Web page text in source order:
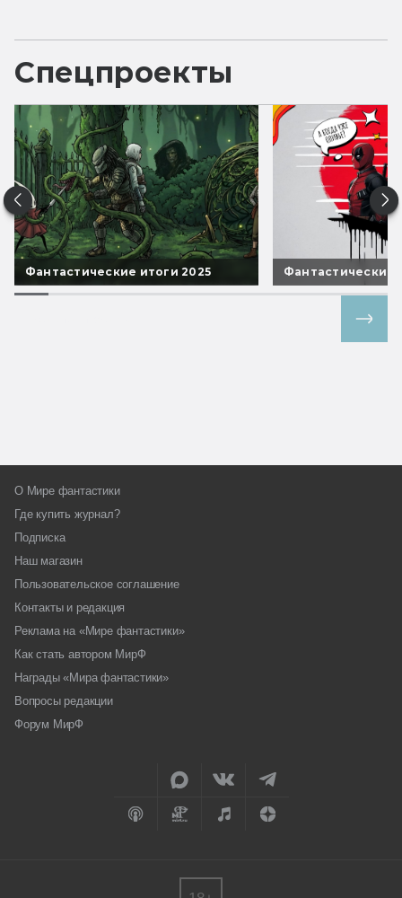
Спецпроекты
Фантастические итоги 2025 Фантастические
О Мире фантастики
Где купить журнал?
Подписка
Наш магазин
Пользовательское соглашение
Контакты и редакция
Реклама на «Мире фантастики»
Как стать автором МирФ
Награды «Мира фантастики»
Вопросы редакции
Форум МирФ